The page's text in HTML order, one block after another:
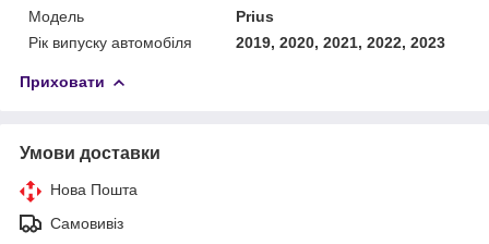
Модель
Prius
Рік випуску автомобіля
2019, 2020, 2021, 2022, 2023
Приховати
Умови доставки
Нова Пошта
Самовивіз